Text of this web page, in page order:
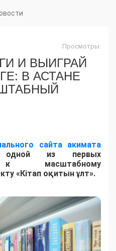
Просмотры:
И ВЫИГРАЙ
В АСТАНЕ
сайта акимата
из первых
к масштабному
«Кітап оқитын ұлт».